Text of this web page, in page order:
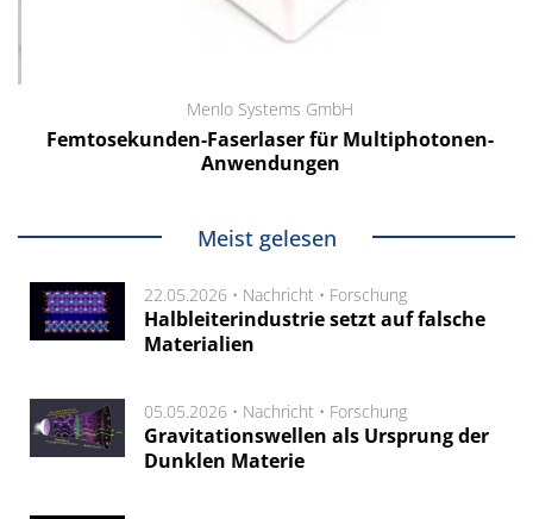
Menlo Systems GmbH
Femtosekunden-Faserlaser für Multiphotonen-
Anwendungen
Meist gelesen
22.05.2026 • Nachricht • Forschung
Halbleiterindustrie setzt auf falsche
Materialien
05.05.2026 • Nachricht • Forschung
Gravitationswellen als Ursprung der
Dunklen Materie